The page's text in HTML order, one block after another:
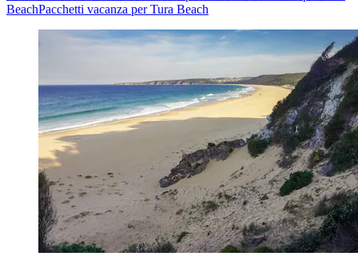
BeachPacchetti vacanza per Tura Beach